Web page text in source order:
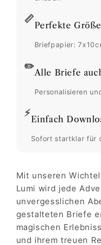
📏
Perfekte
Briefpapier:
✏️
Alle Briefe
Personalisieren
⚡
Einfach
Sofort startklar für
Mit unseren
Lumi wird jede
unvergesslichen
gestalteten Briefe
magischen
und ihrem treuen